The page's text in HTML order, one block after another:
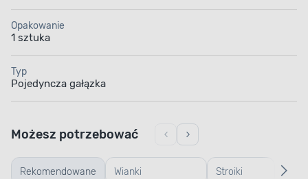
Opakowanie
1 sztuka
Typ
Pojedyncza gałązka
Rekomendowane Wianki Stroiki
Możesz potrzebować